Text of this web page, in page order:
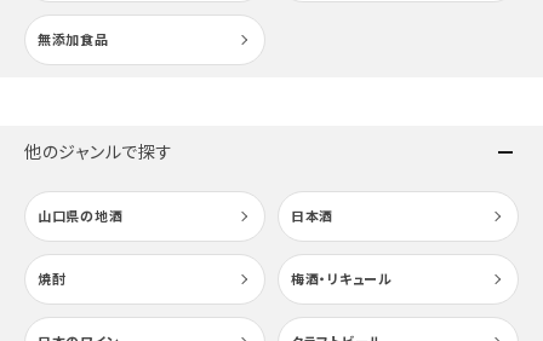
無添加食品
他のジャンルで探す
山口県の地酒 日本酒
焼酎 梅酒・リキュール
検索する